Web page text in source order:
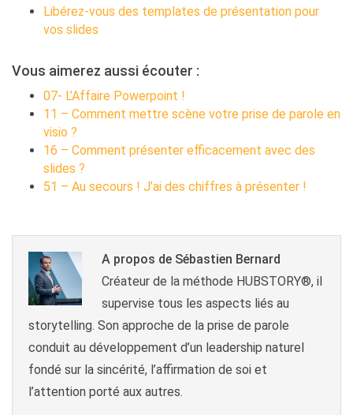
Libérez-vous des templates de présentation pour
vos slides
Vous aimerez aussi écouter :
07- L’Affaire Powerpoint !
11 – Comment mettre scène votre prise de parole en
visio ?
16 – Comment présenter efficacement avec des
slides ?
51 – Au secours ! J’ai des chiffres à présenter !
A propos de Sébastien Bernard
Créateur de la méthode HUBSTORY®, il
supervise tous les aspects liés au
storytelling. Son approche de la prise de parole
conduit au développement d’un leadership naturel
fondé sur la sincérité, l’affirmation de soi et
l’attention porté aux autres.